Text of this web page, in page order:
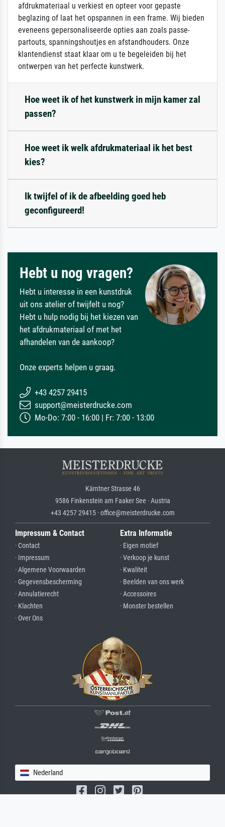
afdrukmateriaal u verkiest en opteer voor gepaste
beglazing of laat het opspannen in een frame. Wij bieden
eveneens gepersonaliseerde opties aan zoals passe-
partouts, spanningshoutjes en afstandhouders. Onze
klantendienst staat klaar om u te begeleiden bij het
ontwerpen van het perfecte kunstwerk.
Hoe weet ik of het kunstwerk in mijn kamer zal
passen?
Hoe weet ik welk afdrukmateriaal ik het best
kies?
Ik twijfel of ik de afbeelding goed heb
geconfigureerd!
Hebt u nog vragen?
Hebt u interesse in een kunstdruk
uit ons atelier of twijfelt u nog?
Hebt u hulp nodig bij het kiezen van
het afdrukmateriaal of met het
afhandelen van de aankoop?
Onze experts helpen u graag.
+43 4257 29415
support@meisterdrucke.com
Mo-Do: 7:00 - 16:00 | Fr: 7:00 - 13:00
Kärntner Strasse 46
9586 Finkenstein am Faaker See · Austria
+43 4257 29415 · office@meisterdrucke.com
Impressum & Contact
· Contact
· Impressum
· Algemene Voorwaarden
· Gegevensbescherming
· Annulatierecht
· Klachten
· Over Ons
Extra Informatie
· Eigen motief
· Verkoop je kunst
· Kwaliteit
· Beelden van ons werk
· Accessoires
· Monster bestellen
Nederland